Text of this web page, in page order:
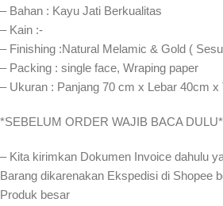
– Bahan : Kayu Jati Berkualitas
– Kain :-
– Finishing :Natural Melamic & Gold (
– Packing : single face, Wraping paper
– Ukuran : Panjang 70 cm x Lebar 40cm x
*SEBELUM ORDER WAJIB BACA DULU*
– Kita kirimkan Dokumen Invoice dahulu
Barang dikarenakan Ekspedisi di Shopee
Produk besar